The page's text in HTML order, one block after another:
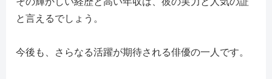
と言えるでしょう。
今後も、さらなる活躍が期待される俳優の一人です。